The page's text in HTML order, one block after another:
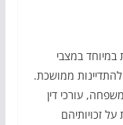
במיוחד במצבי
ממושכת.
עורכי דין
זכויותיהם